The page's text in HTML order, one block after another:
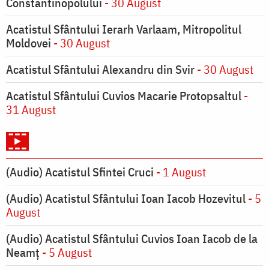
Acatistul Sfântului Ierarh Varlaam, Mitropolitul
Moldovei - 30 August
Acatistul Sfântului Alexandru din Svir- 30 August
Acatistul Sfântului Cuvios Macarie Protopsaltul-
31 August
(Audio) Acatistul Sfintei Cruci - 1 August
(Audio) Acatistul Sfântului Ioan Iacob Hozevitul- 5
August
(Audio) Acatistul Sfântului Cuvios Ioan Iacob de la
Neamț - 5 August